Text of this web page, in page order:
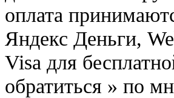
оплата
Яндекс Деньги,
Visa для
обратиться » по